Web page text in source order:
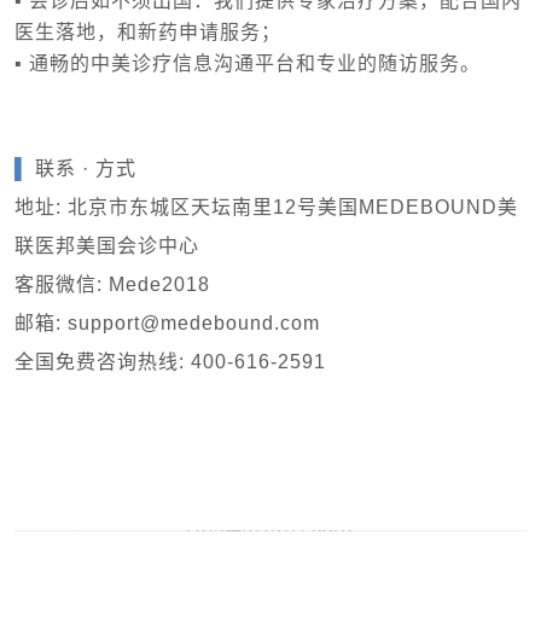
医生落地，和新药申请服务；
▪ 通畅的中美诊疗信息沟通平台和专业的随访服务。
联系 · 方式
地址: 北京市东城区天坛南里12号美国MEDEBOUND美
联医邦美国会诊中心
客服微信: Mede2018
邮箱: support@medebound.com
全国免费咨询热线: 400-616-2591